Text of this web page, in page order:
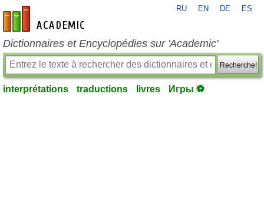
fr-academic.com
RU EN DE ES
Dictionnaires et Encyclopédies sur 'Academic'
Recherche!
interprétations traductions livres Игры ⚽